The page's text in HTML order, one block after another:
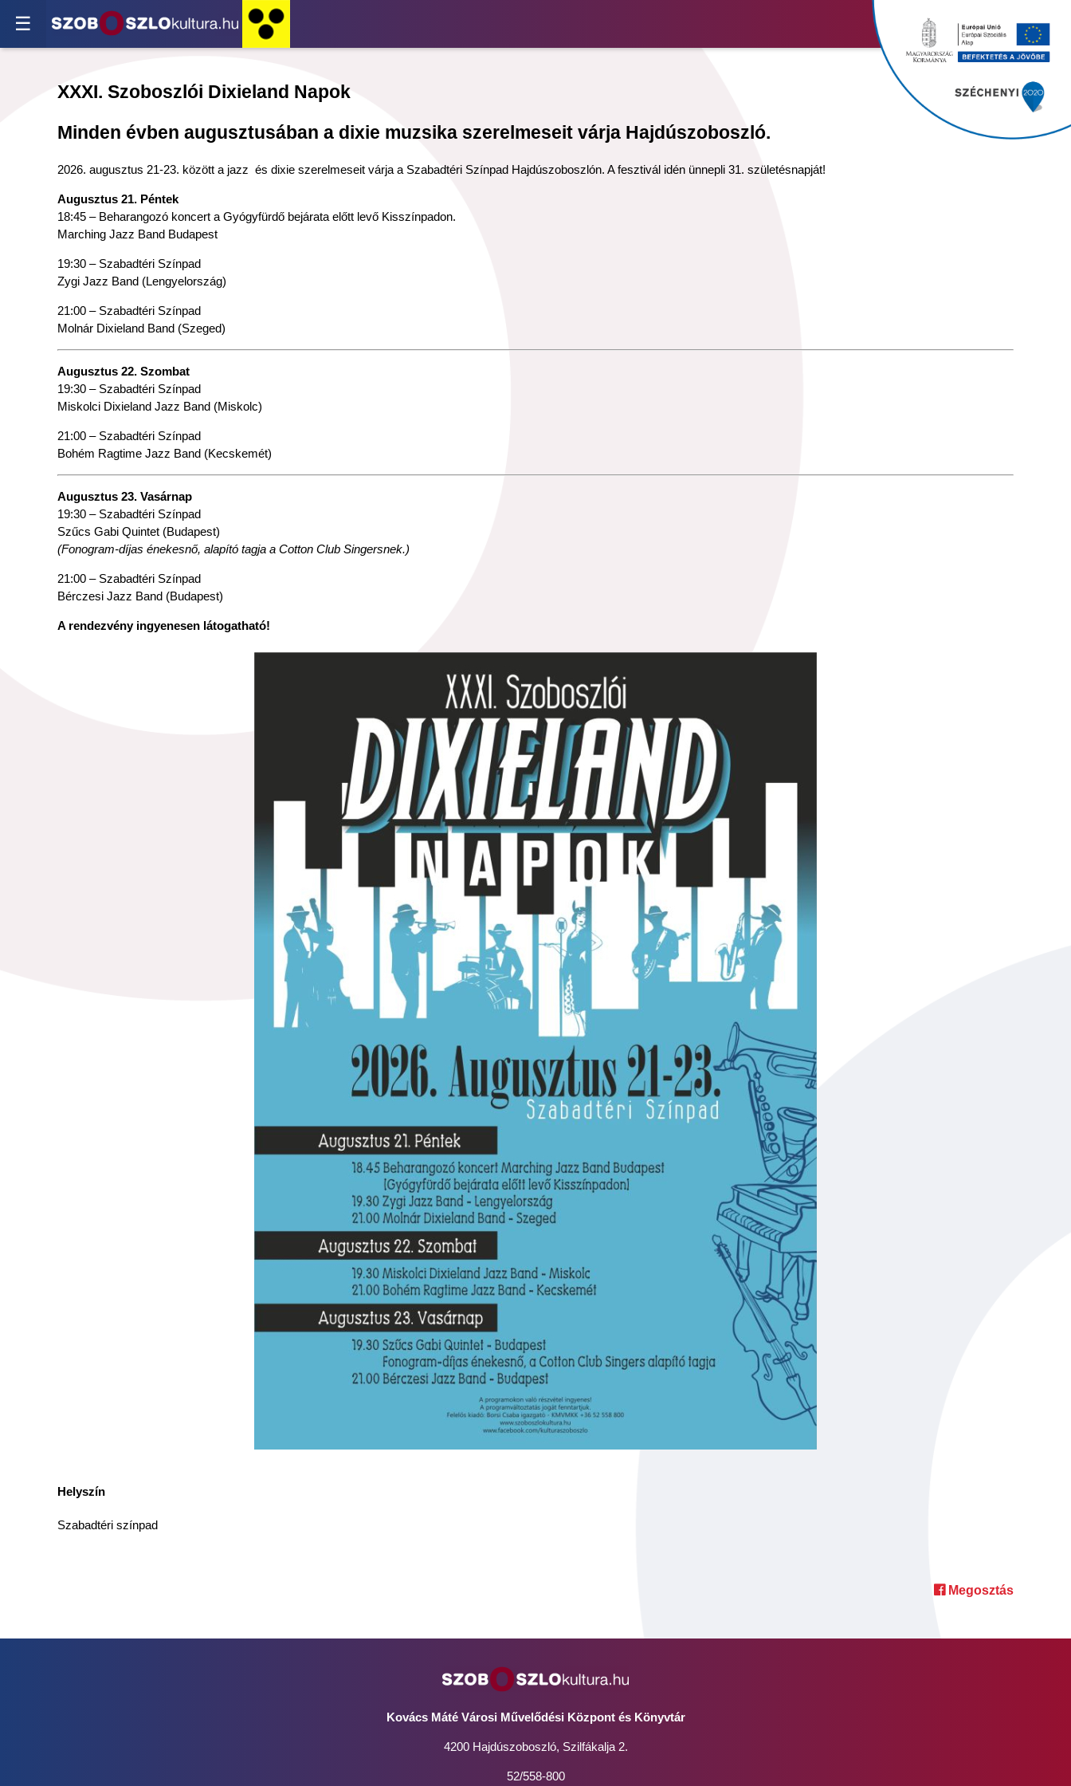
☰
XXXI. Szoboszlói Dixieland Napok
Minden évben augusztusában a dixie muzsika szerelmeseit várja Hajdúszoboszló.
2026. augusztus 21-23. között a jazz és dixie szerelmeseit várja a Szabadtéri Színpad Hajdúszoboszlón. A fesztivál idén ünnepli 31. születésnapját!
Augusztus 21. Péntek
18:45 – Beharangozó koncert a Gyógyfürdő bejárata előtt levő Kisszínpadon.
Marching Jazz Band Budapest
19:30 – Szabadtéri Színpad
Zygi Jazz Band (Lengyelország)
21:00 – Szabadtéri Színpad
Molnár Dixieland Band (Szeged)
Augusztus 22. Szombat
19:30 – Szabadtéri Színpad
Miskolci Dixieland Jazz Band (Miskolc)
21:00 – Szabadtéri Színpad
Bohém Ragtime Jazz Band (Kecskemét)
Augusztus 23. Vasárnap
19:30 – Szabadtéri Színpad
Szűcs Gabi Quintet (Budapest)
(Fonogram-díjas énekesnő, alapító tagja a Cotton Club Singersnek.)
21:00 – Szabadtéri Színpad
Bérczesi Jazz Band (Budapest)
A rendezvény ingyenesen látogatható!
Helyszín
Szabadtéri színpad
Megosztás
Kovács Máté Városi Művelődési Központ és Könyvtár
4200 Hajdúszoboszló, Szilfákalja 2.
52/558-800